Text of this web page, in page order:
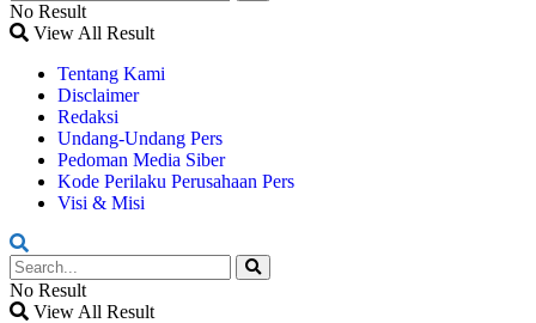
No Result
View All Result
Tentang Kami
Disclaimer
Redaksi
Undang-Undang Pers
Pedoman Media Siber
Kode Perilaku Perusahaan Pers
Visi & Misi
No Result
View All Result